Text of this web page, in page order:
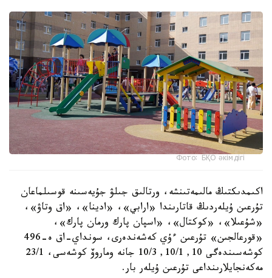
Фото: БҚО әкімдігі
اكىمدىكتىڭ مالىمەتىنشە، ورتالىق جىلۋ جۇيەسىنە قوسىلماعان
تۇرعىن ۇيلەردىڭ قاتارىندا «ارابي»، «ادينا»، «اق وتاۋ»،
«شۇعىلا»، «كوكتال»، «اسپان پارك ورمان پارك»،
«قورعالجىن» تۇرعىن ءۇي كەشەندەرى، سونداي-اق ە-496
كوشەسىندەگى 10, 10/1, 10/3 جانە وماروۆ كوشەسى، 23/1
مەكەنجايلارىنداعى تۇرعىن ۇيلەر بار.